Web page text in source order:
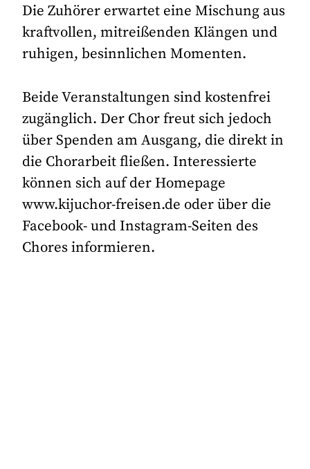
Die Zuhörer erwartet eine Mischung aus
kraftvollen, mitreißenden Klängen und
ruhigen, besinnlichen Momenten.
Beide Veranstaltungen sind kostenfrei
zugänglich. Der Chor freut sich jedoch
über Spenden am Ausgang, die direkt in
die Chorarbeit fließen. Interessierte
können sich auf der Homepage
www.kijuchor-freisen.de oder über die
Facebook- und Instagram-Seiten des
Chores informieren.